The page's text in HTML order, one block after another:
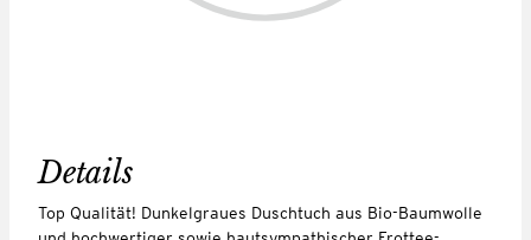
Details
Top Qualität! Dunkelgraues Duschtuch aus Bio-Baumwolle